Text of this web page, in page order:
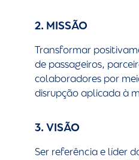
2. MISSÃO
Transformar
de passageiros,
colaboradores por
disrupção aplicada à
3. VISÃO
Ser referência e líder